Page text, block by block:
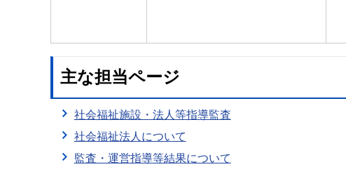
主な担当ページ
社会福祉施設・法人等指導監査
社会福祉法人について
監査・運営指導等結果について